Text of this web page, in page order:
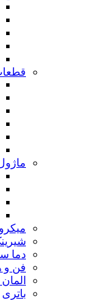
دما
فن و
باتری